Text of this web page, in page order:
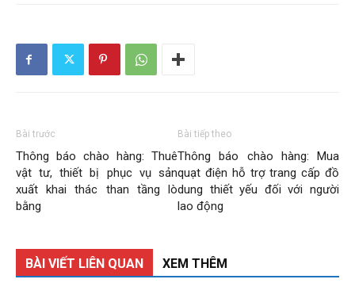
Than
Danh
Bài trước
Thông báo chào hàng: Thuê
vật tư, thiết bị phục vụ sản
xuất khai thác than tầng lò
bằng
Bài tiếp theo
Thông báo chào hàng: Mua
quạt điện hỗ trợ trang cấp đồ
dung thiết yếu đối với người
lao động
BÀI VIẾT LIÊN QUAN XEM THÊM